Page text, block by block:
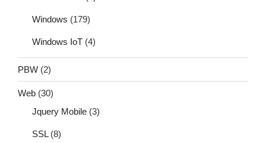
Windows (179)
Windows IoT (4)
PBW (2)
Web (30)
Jquery Mobile (3)
SSL(8)